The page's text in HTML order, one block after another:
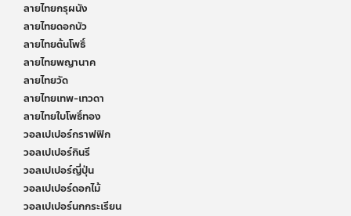
ลายไทยกรุผนัง
ลายไทยดอกบัว
ลายไทยต้นโพธิ์
ลายไทยพญานาค
ลายไทยวัด
ลายไทยเทพ-เทวดา
ลายไทยใบโพธิ์ทอง
วอลเปเปอร์กราฟฟิก
วอลเปเปอร์กินรี
วอลเปเปอร์ญี่ปุ่น
วอลเปเปอร์ดอกไม้
วอลเปเปอร์นกกระเรียน